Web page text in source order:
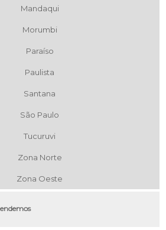
Mandaqui
Morumbi
Paraíso
Paulista
Santana
São Paulo
Tucuruvi
Zona Norte
Zona Oeste